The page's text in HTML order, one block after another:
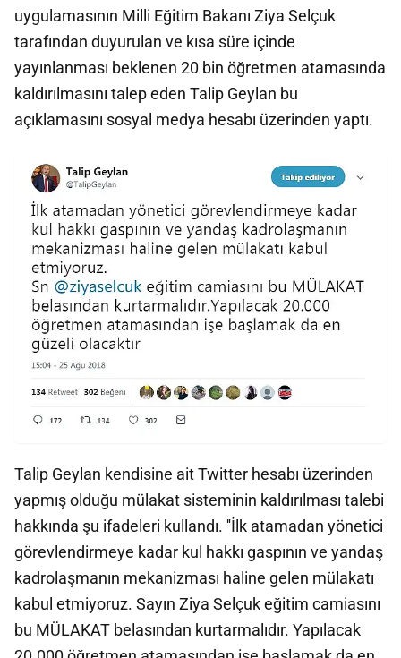
uygulamasının Milli Eğitim Bakanı Ziya Selçuk
tarafından duyurulan ve kısa süre içinde
yayınlanması beklenen 20 bin öğretmen atamasında
kaldırılmasını talep eden Talip Geylan bu
açıklamasını sosyal medya hesabı üzerinden yaptı.
Talip Geylan kendisine ait Twitter hesabı üzerinden
yapmış olduğu mülakat sisteminin kaldırılması talebi
hakkında şu ifadeleri kullandı. ''İlk atamadan yönetici
görevlendirmeye kadar kul hakkı gaspının ve yandaş
kadrolaşmanın mekanizması haline gelen mülakatı
kabul etmiyoruz. Sayın Ziya Selçuk eğitim camiasını
bu MÜLAKAT belasından kurtarmalıdır. Yapılacak